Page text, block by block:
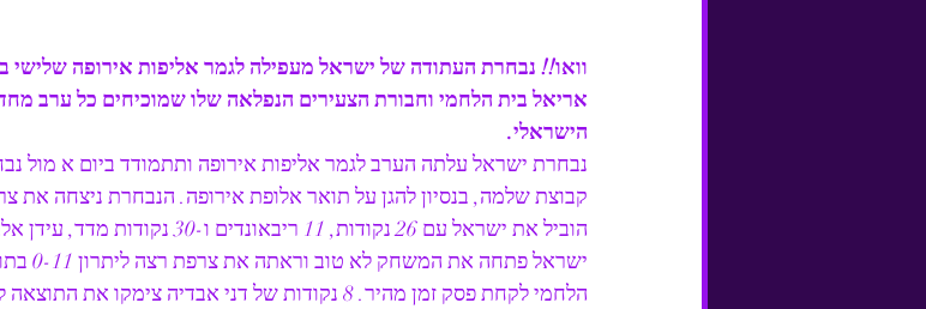
וואו!! נבחרת העתודה של ישראל מעפילה לגמר אליפות אירופה שלישי
אריאל בית הלחמי וחבורת הצעירים הנפלאה שלו שמוכיחים כל ערב
הישראלי.
הוביל את ישראל עם 26 נקודות, 11 ריבאונדים ו-30 נקודות מדד, עידן אלבר עזר לו והיה נהדר עם 20 נקודות.